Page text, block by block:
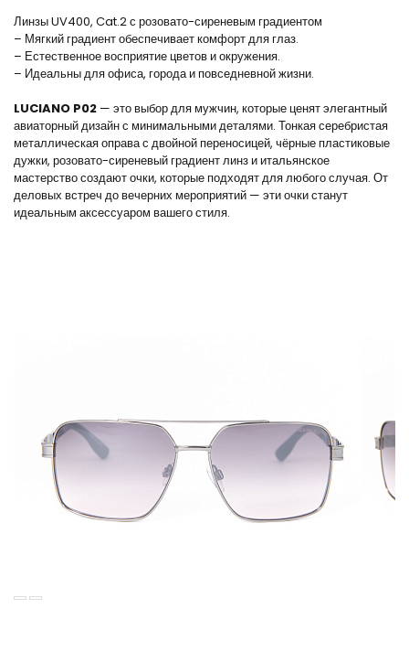
Линзы UV400, Cat.2 с розовато-сиреневым градиентом
– Мягкий градиент обеспечивает комфорт для глаз.
– Естественное восприятие цветов и окружения.
– Идеальны для офиса, города и повседневной жизни.
LUCIANO P02 — это выбор для мужчин, которые ценят элегантный
авиаторный дизайн с минимальными деталями. Тонкая серебристая
металлическая оправа с двойной переносицей, чёрные пластиковые
дужки, розовато-сиреневый градиент линз и итальянское
мастерство создают очки, которые подходят для любого случая. От
деловых встреч до вечерних мероприятий — эти очки станут
идеальным аксессуаром вашего стиля.